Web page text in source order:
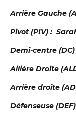
Arrière Gauche
Pivot (PIV) :
Demi-centre
Ailière Droite
Arrière droite
Défenseuse